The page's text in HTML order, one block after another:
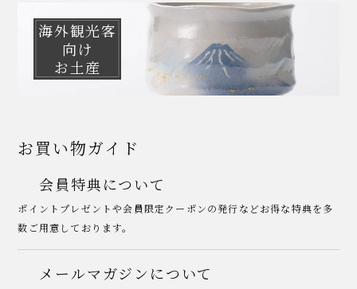
海外観光客
向け
お土産
お買い物ガイド
会員特典について
ポイントプレゼントや会員限定クーポンの発行などお得な特典を多
数ご用意しております。
メールマガジンについて